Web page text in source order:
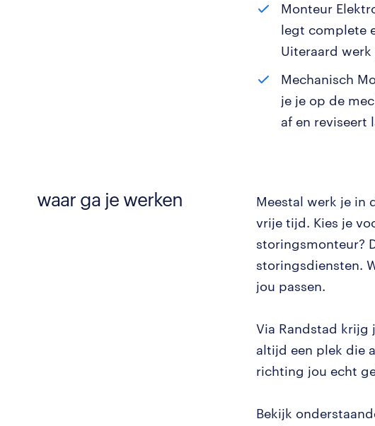
Monteur
legt complete
Uiteraard
Mechanisch
je je op de
af en reviseert
waar ga je werken
Meestal werk je in
vrije tijd. Kies je
storingsmonteur?
storingsdiensten.
jou passen.
Via Randstad krijg
altijd een plek die
richting jou echt
Bekijk